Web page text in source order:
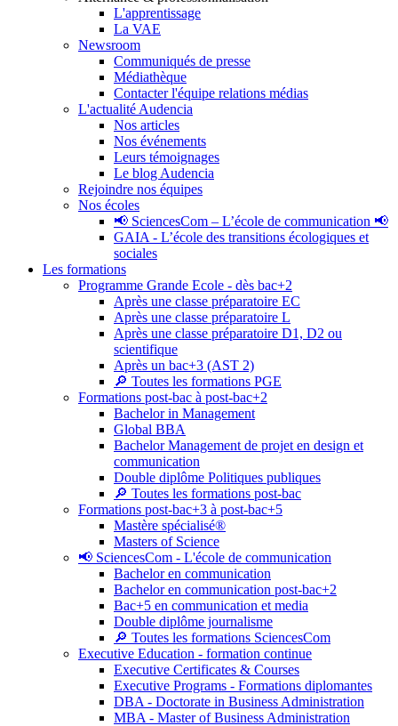
L'apprentissage
La VAE
Newsroom
Communiqués de presse
Médiathèque
Contacter l'équipe relations médias
L'actualité Audencia
Nos articles
Nos événements
Leurs témoignages
Le blog Audencia
Rejoindre nos équipes
Nos écoles
📢 SciencesCom – L’école de communication 📢
GAIA - L’école des transitions écologiques et
sociales
Les formations
Programme Grande Ecole - dès bac+2
Après une classe préparatoire EC
Après une classe préparatoire L
Après une classe préparatoire D1, D2 ou
scientifique
Après un bac+3 (AST 2)
🔎 Toutes les formations PGE
Formations post-bac à post-bac+2
Bachelor in Management
Global BBA
Bachelor Management de projet en design et
communication
Double diplôme Politiques publiques
🔎 Toutes les formations post-bac
Formations post-bac+3 à post-bac+5
Mastère spécialisé®
Masters of Science
📢 SciencesCom - L'école de communication
Bachelor en communication
Bachelor en communication post-bac+2
Bac+5 en communication et media
Double diplôme journalisme
🔎 Toutes les formations SciencesCom
Executive Education - formation continue
Executive Certificates & Courses
Executive Programs - Formations diplomantes
DBA - Doctorate in Business Administration
MBA - Master of Business Administration